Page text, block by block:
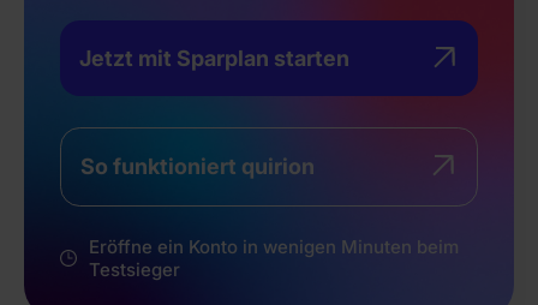
Jetzt mit Sparplan starten
So funktioniert quirion
Eröffne ein Konto in wenigen Minuten beim
Testsieger